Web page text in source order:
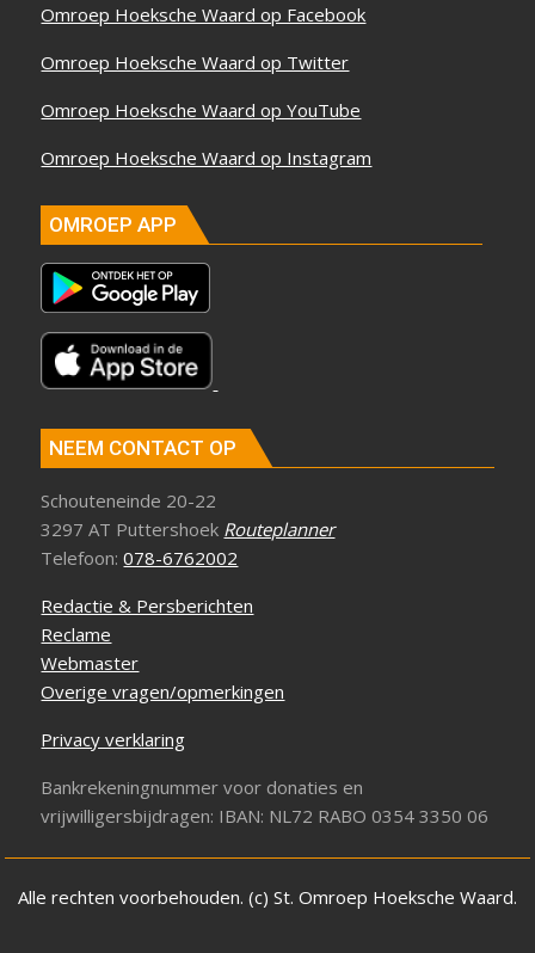
Omroep Hoeksche Waard op Facebook
Omroep Hoeksche Waard op Twitter
Omroep Hoeksche Waard op YouTube
Omroep Hoeksche Waard op Instagram
OMROEP APP
NEEM CONTACT OP
Schouteneinde 20-22
3297 AT Puttershoek Routeplanner
Telefoon:078-6762002
Redactie & Persberichten
Reclame
Webmaster
Overige vragen/opmerkingen
Privacy verklaring
Bankrekeningnummer voor donaties en
vrijwilligersbijdragen: IBAN: NL72 RABO 0354 3350 06
Alle rechten voorbehouden. (c) St. Omroep Hoeksche Waard.